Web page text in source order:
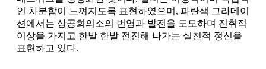
인 차분함이 느껴지도록 표현하였으며, 파란색 그라데이
션에서는 상공회의소의 번영과 발전을 도모하며 진취적
이상을 가지고 한발 한발 전진해 나가는 실천적 정신을
표현하고 있다.